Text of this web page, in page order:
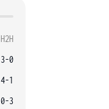
H2H
3-0
4-1
0-3